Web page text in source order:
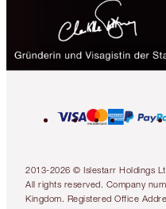
2013-2026 © Islestarr Holdings
All rights reserved. Company
Kingdom. Registered Office